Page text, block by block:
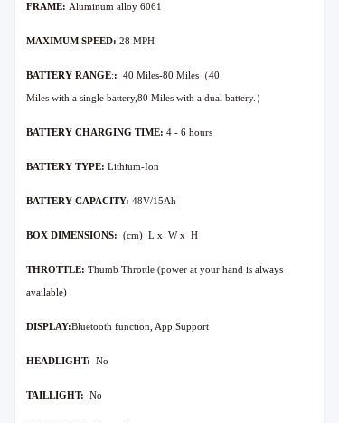
FRAME: Aluminum alloy 6061
MAXIMUM SPEED: 28 MPH
BATTERY RANGE:: 40 Miles-80 Miles（40
Miles with a single battery,80 Miles with a dual battery. ）
BATTERY CHARGING TIME: 4 - 6 hours
BATTERY TYPE: Lithium-Ion
BATTERY CAPACITY: 48V/15Ah
BOX DIMENSIONS: (cm) L x W x H
THROTTLE: Thumb Throttle (power at your hand is always
available)
DISPLAY:Bluetooth function, App Support
HEADLIGHT: No
TAILLIGHT: No